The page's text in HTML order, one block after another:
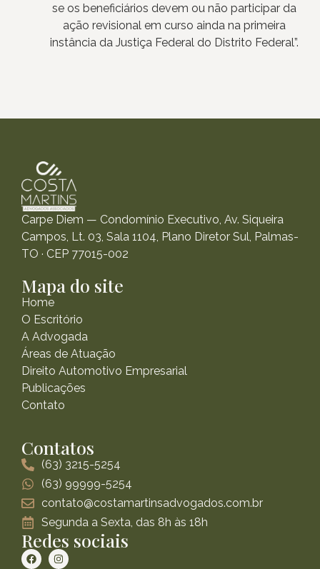
se os beneficiários devem ou não participar da
ação revisional em curso ainda na primeira
instância da Justiça Federal do Distrito Federal”.
Carpe Diem — Condomínio Executivo, Av. Siqueira
Campos, Lt. 03, Sala 1104, Plano Diretor Sul, Palmas-
TO · CEP 77015-002
Mapa do site
Home
O Escritório
A Advogada
Áreas de Atuação
Direito Automotivo Empresarial
Publicações
Contato
Contatos
(63) 3215-5254
(63) 99999-5254
contato@costamartinsadvogados.com.br
Segunda a Sexta, das 8h às 18h
Redes sociais